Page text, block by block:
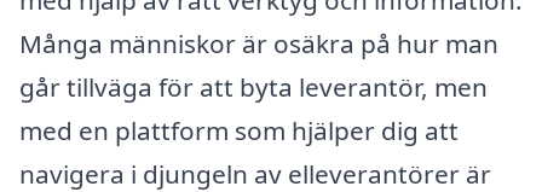
Många människor är osäkra på hur man
går tillväga för att byta leverantör, men
med en plattform som hjälper dig att
navigera i djungeln av elleverantörer är